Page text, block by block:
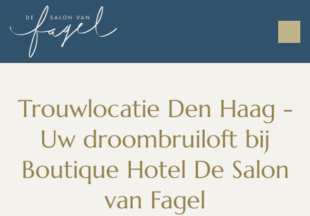
Trouwlocatie Den Haag -
Uw droombruiloft bij
Boutique Hotel De Salon
van Fagel